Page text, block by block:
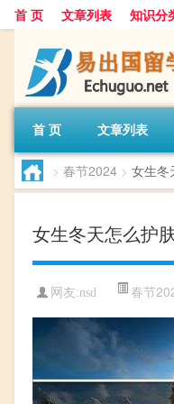
首 页 文章列表 知识分
首 页 文章列表
> 春节2024 > 女生冬
女生冬天怎么护
网友:nsd 春节